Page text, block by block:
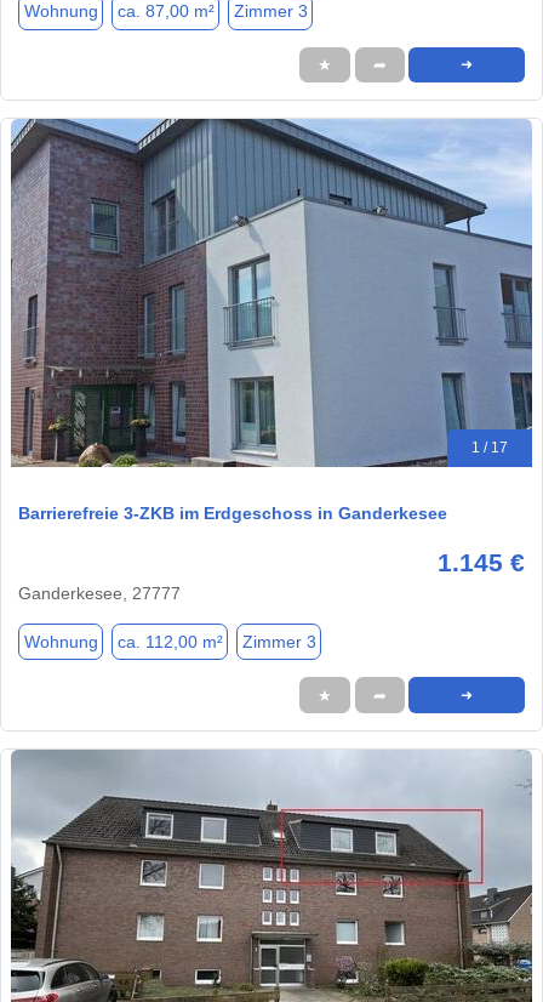
Wohnung ca. 87,00 m² Zimmer 3
★ ➦ ➜
1 / 17
Barrierefreie 3-ZKB im Erdgeschoss in Ganderkesee
1.145 €
Ganderkesee, 27777
Wohnung ca. 112,00 m² Zimmer 3
★ ➦ ➜